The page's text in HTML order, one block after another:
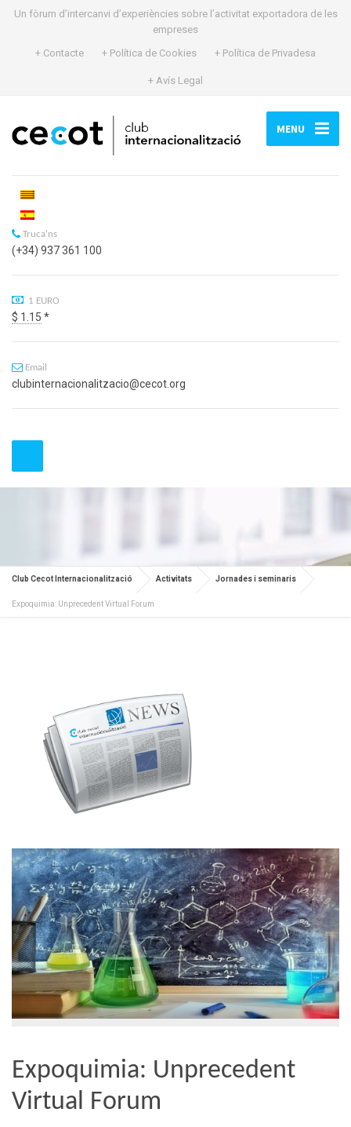
Un fòrum d’intercanvi d’experiències sobre l’activitat exportadora de les
empreses
+ Contacte
+ Política de Cookies + Política de Privadesa
+ Avís Legal
MENU
Truca'ns
(+34) 937 361 100
1 EURO
$ 1.15 *
Email
clubinternacionalitzacio@cecot.org
Club Cecot Internacionalització Activitats Jornades i seminaris
Expoquimia: Unprecedent Virtual Forum
Expoquimia: Unprecedent
Virtual Forum